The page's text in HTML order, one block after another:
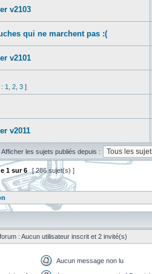
v2103
qui ne marchent pas :(
v2101
1 2 3 ]
v2011
Afficher les sujets publiés depuis :
1 sur6 [ 286 sujet(s) ]
: Aucun utilisateur inscrit et 2 invité(s)
Aucun message non lu